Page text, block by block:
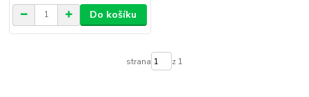
Do košíku
strana z 1